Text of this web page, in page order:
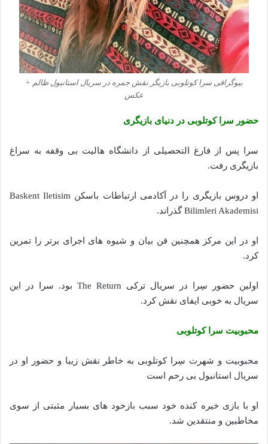
بیوگرافی سرا کوتلوبی بازیگر نقش جمره در سریال استانبول ظالم +
عکس
حضور سرا کوتلوبی در دنیای بازیگری
سرا پس از فارغ التحصیلی از دانشگاه هالیت بی وقفه به سراغ
بازیگری رفت.
او دروس بازیگری را در آکادمی ارتباطات باسکن Baskent Iletisim
Bilimleri Akademisi گذراند.
او در این مرکز همچنین فن بیان و شیوه های اجرای برتر را تمرین
کرد.
اولین حضور سِرا در سریال ترکی The Return بود. سرا در این
سریال به خوبی ایفای نقش کرد.
محبوبیت سرا کوتلوبی
محبوبیت و شهرت سِرا کوتلوبی به خاطر نقش زیبا و حضور او در
سریال استانبول بی رحم است
او با بازی خیره کنده خود سبب بازخود های بسیار مثبتی از سوی
مخاطبین و منتقدین شد.